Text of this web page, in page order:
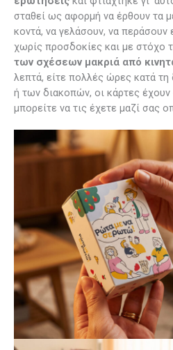
σταθεί ως αφορμή να έρθουν τα
κοντά, να γελάσουν, να περάσουν
χωρίς προσδοκίες και με στόχο
των σχέσεων μακριά από
λεπτά, είτε πολλές ώρες κατά τη
ή των διακοπών, οι κάρτες έχουν
μπορείτε να τις έχετε μαζί σας